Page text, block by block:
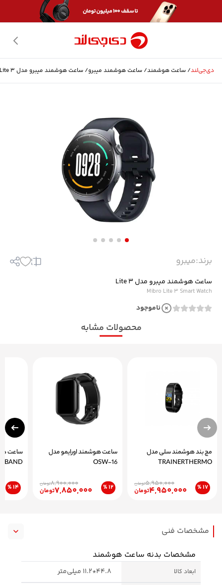
دی‌جی‌لند/ ساعت هوشمند/ ساعت هوشمند میبرو/ ساعت هوشمند میبرو مدل Lite 3
برند:میبرو
ساعت هوشمند میبرو مدل Lite 3
Mibro Lite 3 Smart Watch
ناموجود
محصولات مشابه
مچ بند هوشمند سلی مدل
TRAINERTHERMO
17 %
5,950,000تومان
4,950,000تومان
ساعت هوشمند اورایمو مدل
OSW-16
12 %
8,900,000تومان
7,850,000تومان
ساعت
14 %
مشخصات فنی
مشخصات بدنه ساعت هوشمند
ابعاد کالا 44.8*11.2 میلی‌متر